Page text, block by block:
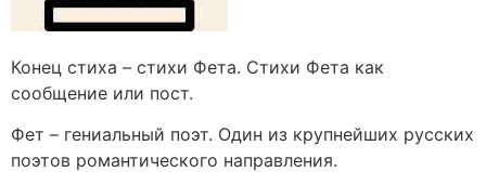
Конец стиха – стихи Фета. Стихи Фета как
сообщение или пост.
Фет – гениальный поэт. Один из крупнейших русских
поэтов романтического направления.